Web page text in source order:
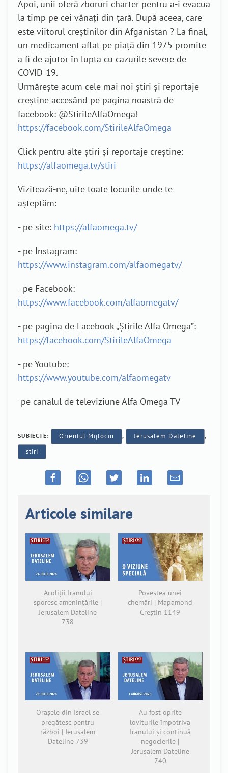
Apoi, unii oferă zboruri charter pentru a-i evacua
la timp pe cei vânați din țară. După aceea, care
este viitorul creștinilor din Afganistan ? La final,
un medicament aflat pe piață din 1975 promite
a fi de ajutor în lupta cu cazurile severe de
COVID-19.
Urmărește acum cele mai noi știri și reportaje
creștine accesând pe pagina noastră de
facebook: @StirileAlfaOmega!
https://facebook.com/StirileAlfaOmega
Click pentru alte știri și reportaje creștine:
https://alfaomega.tv/stiri
Vizitează-ne, uite toate locurile unde te
așteptăm:
- pe site: https://alfaomega.tv/
- pe Instagram:
https://www.instagram.com/alfaomegatv/
- pe Facebook:
https://www.facebook.com/alfaomegatv/
- pe pagina de Facebook „Știrile Alfa Omega”:
https://facebook.com/StirileAlfaOmega
- pe Youtube:
https://www.youtube.com/alfaomegatv
-pe canalul de televiziune Alfa Omega TV
SUBIECTE: Orientul Mijlociu , Jerusalem Dateline ,
stiri
Articole similare
Acoliții Iranului
sporesc amenințările |
Jerusalem Dateline
738
Povestea unei
chemări | Mapamond
Creștin 1149
Orașele din Israel se
pregătesc pentru
război | Jerusalem
Dateline 739
Au fost oprite
loviturile împotriva
Iranului și continuă
negocierile |
Jerusalem Dateline
740